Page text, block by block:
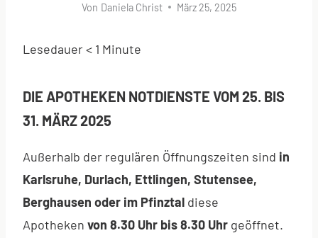
Von Daniela Christ März 25, 2025
Lesedauer< 1 Minute
DIE APOTHEKEN NOTDIENSTE VOM 25. BIS
31. MÄRZ 2025
Außerhalb der regulären Öffnungszeiten sind in
Karlsruhe, Durlach, Ettlingen, Stutensee,
Berghausen oder im Pfinztal diese
Apotheken von 8.30 Uhr bis 8.30 Uhr geöffnet.